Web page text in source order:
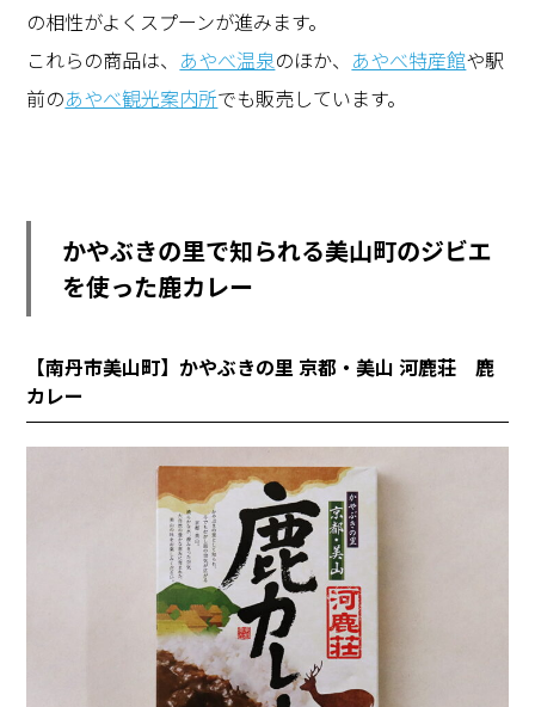
の相性がよくスプーンが進みます。
これらの商品は、 あやべ温泉のほか、 あやべ特産館や駅
前のあやべ観光案内所でも販売しています。
かやぶきの里で知られる美山町のジビエ
を使った鹿カレー
【南丹市美山町】かやぶきの里 京都・美山 河鹿荘 鹿
カレー